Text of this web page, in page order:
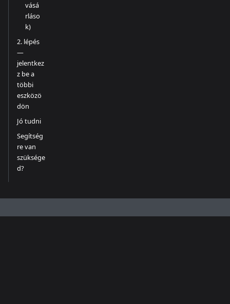
vásá
rláso
k)
2. lépés
—
jelentkez
z be a
többi
eszközö
dön
Jó tudni
Segítség
re van
szüksége
d?
Dokumentáció
Közösség
Egyéb